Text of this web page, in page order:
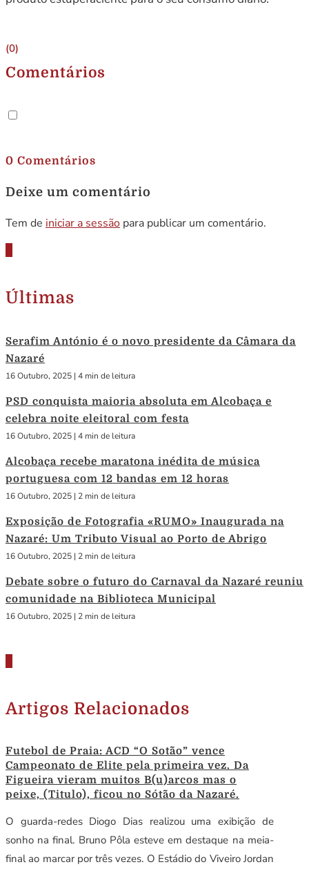
(0)
Comentários
0 Comentários
Deixe um comentário
Tem de iniciar a sessão para publicar um comentário.
Últimas
Serafim António é o novo presidente da Câmara da
Nazaré
16 Outubro, 2025 | 4 min de leitura
PSD conquista maioria absoluta em Alcobaça e
celebra noite eleitoral com festa
16 Outubro, 2025 | 4 min de leitura
Alcobaça recebe maratona inédita de música
portuguesa com 12 bandas em 12 horas
16 Outubro, 2025 | 2 min de leitura
Exposição de Fotografia «RUMO» Inaugurada na
Nazaré: Um Tributo Visual ao Porto de Abrigo
16 Outubro, 2025 | 2 min de leitura
Debate sobre o futuro do Carnaval da Nazaré reuniu
comunidade na Biblioteca Municipal
16 Outubro, 2025 | 2 min de leitura
Artigos Relacionados
Futebol de Praia: ACD “O Sotão” vence
Campeonato de Elite pela primeira vez. Da
Figueira vieram muitos B(u)arcos mas o
peixe, (Titulo), ficou no Sótão da Nazaré.
O guarda-redes Diogo Dias realizou uma exibição de
sonho na final. Bruno Pôla esteve em destaque na meia-
final ao marcar por três vezes. O Estádio do Viveiro Jordan